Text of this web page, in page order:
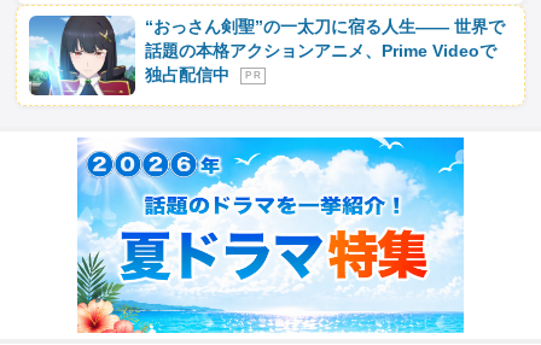
“おっさん剣聖”の一太刀に宿る人生―― 世界で
話題の本格アクションアニメ、Prime Videoで
独占配信中
P R